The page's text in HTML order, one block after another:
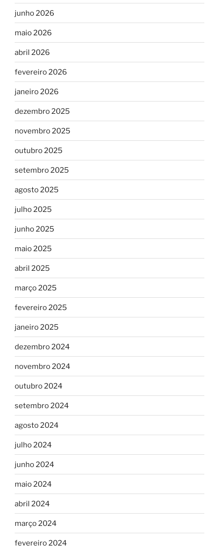
junho 2026
maio 2026
abril 2026
fevereiro 2026
janeiro 2026
dezembro 2025
novembro 2025
outubro 2025
setembro 2025
agosto 2025
julho 2025
junho 2025
maio 2025
abril 2025
março 2025
fevereiro 2025
janeiro 2025
dezembro 2024
novembro 2024
outubro 2024
setembro 2024
agosto 2024
julho 2024
junho 2024
maio 2024
abril 2024
março 2024
fevereiro 2024